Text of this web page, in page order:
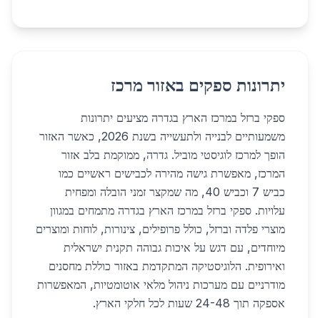
יתרונות ספקים באזור מרכז
ספקי ברזל במרכז הארץ בגדרה מציעים יתרונות
משמעותיים לבנייה ולתעשייה בשנת 2026, כאשר האזור
הופך למרכז לוגיסטי מוביל. גדרה, ממוקמת בלב אזור
המרכז, מאפשרת גישה מהירה לכבישים ראשיים כמו
כביש 7 וכביש 40, מה שמקצר זמני הובלה ומפחית
עלויות. ספקי ברזל במרכז הארץ בגדרה מתמחים במגוון
מוצרי פלדה וברזל, כולל פרופילים, צינורות, לוחות ומוצרים
מיוחדים, עם דגש על איכות גבוהה תקנית ישראלית
ואירופית. הלוגיסטיקה המתקדמת באזור כוללת מחסנים
מודרניים עם מערכות ניהול מלאי אוטומטיות, המאפשרות
אספקה תוך 24-48 שעות לכל חלקי הארץ.